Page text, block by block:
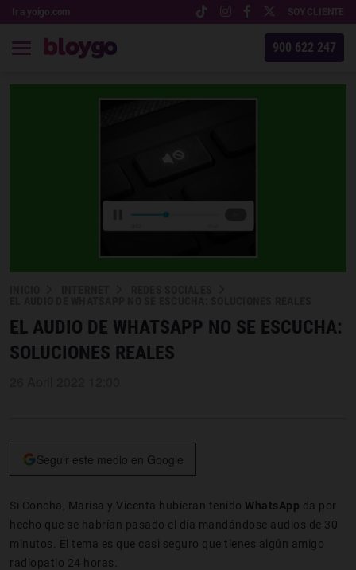
Ir a yoigo.com SOY CLIENTE
900 622 247
EL AUDIO DE WHATSAPP NO SE ESCUCHA:
SOLUCIONES REALES
Seguir este medio en Google
Si Concha, Marisa y Vicenta hubieran tenido WhatsApp da por
hecho que se habrían pasado el día mandándose audios de 30
minutos. El tema es que casi seguro que tienes algún amigo
radiopatio 24 horas.